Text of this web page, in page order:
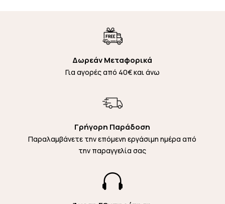
Δωρεάν Μεταφορικά
Για αγορές από 40€ και άνω
Γρήγορη Παράδοση
Παραλαμβάνετε την επόμενη εργάσιμη ημέρα από
την παραγγελία σας
